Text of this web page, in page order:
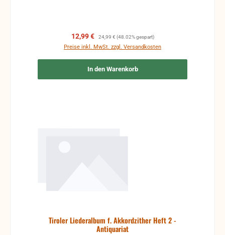
Verkaufspreis:
12,99 € Regulärer Preis:
24,99 € (48.02% gespart)
Preise inkl. MwSt. zzgl. Versandkosten
In den Warenkorb
Tiroler Liederalbum f. Akkordzither Heft 2 -
Antiquariat